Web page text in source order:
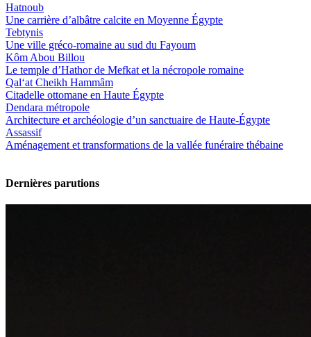
Hatnoub
Une carrière d’albâtre calcite en Moyenne Égypte
Tebtynis
Une ville gréco-romaine au sud du Fayoum
Kôm Abou Billou
Le temple d’Hathor de Mefkat et la nécropole romaine
Qal‘at Cheikh Hammâm
Citadelle ottomane en Haute Égypte
Dendara métropole
Architecture et archéologie d’un sanctuaire de Haute-Égypte
Assassif
Aménagement et transformations de la vallée funéraire thébaine
Dernières parutions